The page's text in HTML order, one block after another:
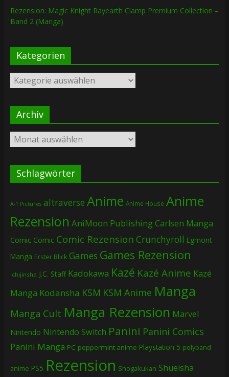
Rezension: Magic Knight Rayearth Clamp Premium Collection –
Band 2 (Manga)
Kategorien
Kategorien
Archiv
Archiv
Schlagwörter
A-1 Pictures altraverse Anime Anime House Anime
Rezension AniMoon PublishingCarlsen Manga
Comic Comic Comic Rezension Crunchyroll Egmont
Manga Erster Blick Games Games Rezension
Ichijinsha J.C. Staff Kadokawa Kazé Kazé Anime Kazé
Manga Kodansha KSM KSM Anime Manga
Manga Cult Manga Rezension Marvel
Nintendo Nintendo Switch Panini Panini Comics
Panini Manga PC peppermint anime Playstation 5 polyband
anime PS5 Rezension Shogakukan Shueisha